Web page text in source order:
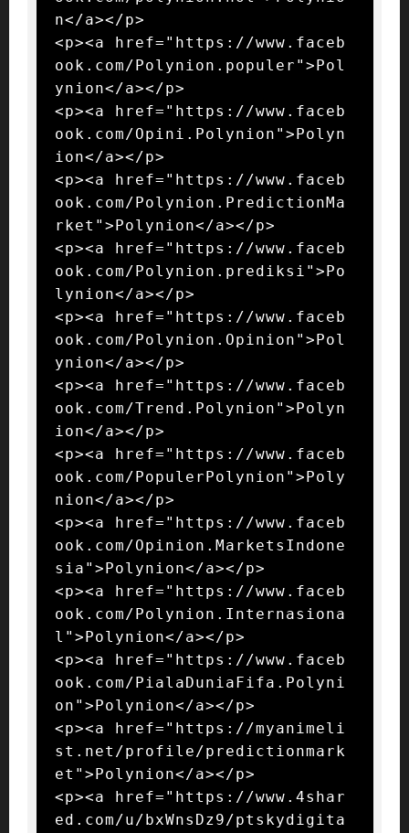
n</a></p>
<p><a href="https://www.faceb
ook.com/Polynion.populer">Pol
ynion</a></p>
<p><a href="https://www.faceb
ook.com/Opini.Polynion">Polyn
ion</a></p>
<p><a href="https://www.faceb
ook.com/Polynion.PredictionMa
rket">Polynion</a></p>
<p><a href="https://www.faceb
ook.com/Polynion.prediksi">Po
lynion</a></p>
<p><a href="https://www.faceb
ook.com/Polynion.Opinion">Pol
ynion</a></p>
<p><a href="https://www.faceb
ook.com/Trend.Polynion">Polyn
ion</a></p>
<p><a href="https://www.faceb
ook.com/PopulerPolynion">Poly
nion</a></p>
<p><a href="https://www.faceb
ook.com/Opinion.MarketsIndone
sia">Polynion</a></p>
<p><a href="https://www.faceb
ook.com/Polynion.Internasiona
l">Polynion</a></p>
<p><a href="https://www.faceb
ook.com/PialaDuniaFifa.Polyni
on">Polynion</a></p>
<p><a href="https://myanimeli
st.net/profile/predictionmark
et">Polynion</a></p>
<p><a href="https://www.4shar
ed.com/u/bxWnsDz9/ptskydigita